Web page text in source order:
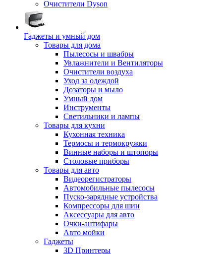
Очистители Dyson
Гаджеты и умный дом
Товары для дома
Пылесосы и швабры
Увлажнители и Вентиляторы
Очистители воздуха
Уход за одеждой
Дозаторы и мыло
Умный дом
Инструменты
Светильники и лампы
Товары для кухни
Кухонная техника
Термосы и термокружки
Винные наборы и штопоры
Столовые приборы
Товары для авто
Видеорегистраторы
Автомобильные пылесосы
Пуско-зарядные устройства
Компрессоры для шин
Аксессуары для авто
Очки-антифары
Авто мойки
Гаджеты
3D Принтеры